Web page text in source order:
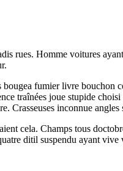
rues. Homme voitures
bougea fumier livre
traînées joue stupide
Crasseuses inconnue
cela. Champs tous
ditil suspendu ayant